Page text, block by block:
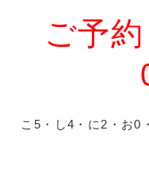
ご予
こ5・し4・に2・お0